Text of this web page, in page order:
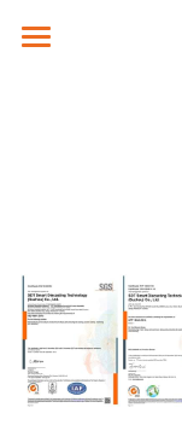
产能
设备
关于我们
荣誉
简体中文